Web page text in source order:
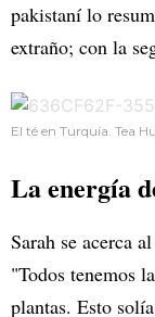
pakistaní lo
extraño; con la
El té en Turquía. Tea
La energía
Sarah se acerca
"Todos tenemos
plantas. Esto